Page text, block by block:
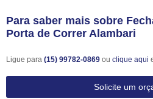
Para saber mais sobre
Porta de Correr Alambari
Ligue para (15) 99782-0869 ou clique aqui
Solicite um